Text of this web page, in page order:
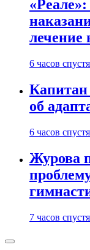
лечение
6 часов спустя
Капитан
об
6 часов спустя
Журова
7 часов спустя